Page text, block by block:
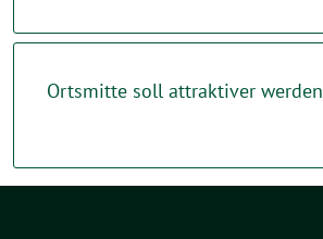
Ortsmitte soll attraktiver werden